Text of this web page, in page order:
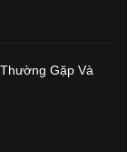
Gặp Và